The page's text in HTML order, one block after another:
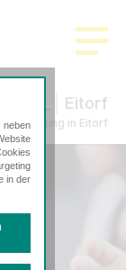
Eitorf
in Eitorf
neben
in der